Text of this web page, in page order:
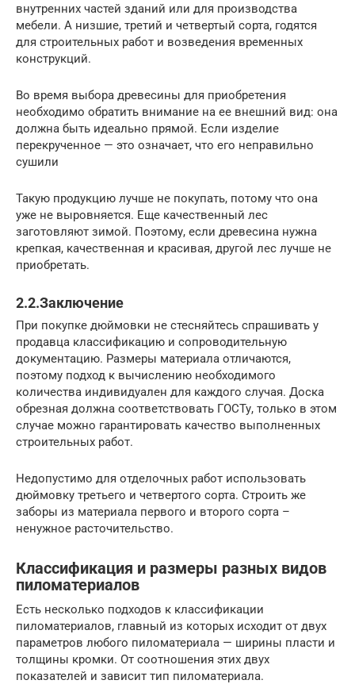
внутренних частей зданий или для производства
мебели. А низшие, третий и четвертый сорта, годятся
для строительных работ и возведения временных
конструкций.
Во время выбора древесины для приобретения
необходимо обратить внимание на ее внешний вид: она
должна быть идеально прямой. Если изделие
перекрученное — это означает, что его неправильно
сушили
Такую продукцию лучше не покупать, потому что она
уже не выровняется. Еще качественный лес
заготовляют зимой. Поэтому, если древесина нужна
крепкая, качественная и красивая, другой лес лучше не
приобретать.
2.2.Заключение
При покупке дюймовки не стесняйтесь спрашивать у
продавца классификацию и сопроводительную
документацию. Размеры материала отличаются,
поэтому подход к вычислению необходимого
количества индивидуален для каждого случая. Доска
обрезная должна соответствовать ГОСТу, только в этом
случае можно гарантировать качество выполненных
строительных работ.
Недопустимо для отделочных работ использовать
дюймовку третьего и четвертого сорта. Строить же
заборы из материала первого и второго сорта –
ненужное расточительство.
Классификация и размеры разных видов
пиломатериалов
Есть несколько подходов к классификации
пиломатериалов, главный из которых исходит от двух
параметров любого пиломатериала — ширины пласти и
толщины кромки. От соотношения этих двух
показателей и зависит тип пиломатериала.